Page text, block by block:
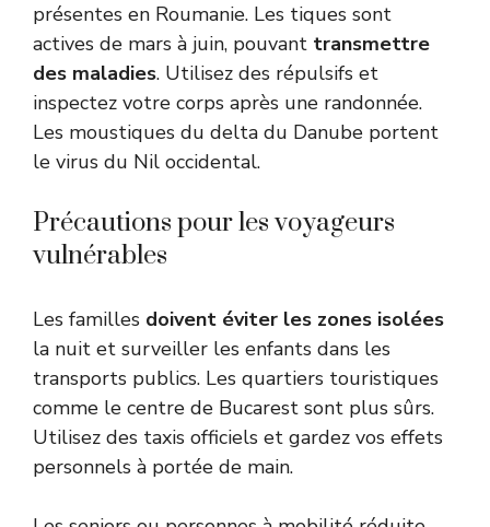
présentes en Roumanie. Les tiques sont
actives de mars à juin, pouvant transmettre
des maladies. Utilisez des répulsifs et
inspectez votre corps après une randonnée.
Les moustiques du delta du Danube portent
le virus du Nil occidental.
Précautions pour les voyageurs
vulnérables
Les familles doivent éviter les zones isolées
la nuit et surveiller les enfants dans les
transports publics. Les quartiers touristiques
comme le centre de Bucarest sont plus sûrs.
Utilisez des taxis officiels et gardez vos effets
personnels à portée de main.